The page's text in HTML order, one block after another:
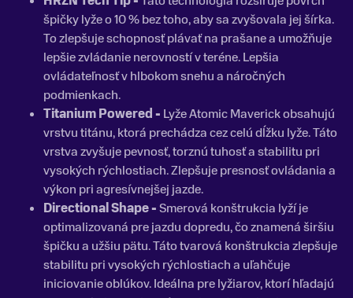
špičky lyže o 10 % bez toho, aby sa zvyšovala jej šírka.
To zlepšuje schopnosť plávať na prašane a umožňuje
lepšie zvládanie nerovností v teréne. Lepšia
ovládateľnosť v hlbokom snehu a náročných
podmienkach.
Titanium Powered - Lyže Atomic Maverick obsahujú
vrstvu titánu, ktorá prechádza cez celú dĺžku lyže. Táto
vrstva zvyšuje pevnosť, torznú tuhosť a stabilitu pri
vysokých rýchlostiach. Zlepšuje presnosť ovládania a
výkon pri agresívnejšej jazde.
Directional Shape -Smerová konštrukcia lyží je
optimalizovaná pre jazdu dopredu, čo znamená širšiu
špičku a užšiu pätu. Táto tvarová konštrukcia zlepšuje
stabilitu pri vysokých rýchlostiach a uľahčuje
iniciovanie oblúkov. Ideálna pre lyžiarov, ktorí hľadajú